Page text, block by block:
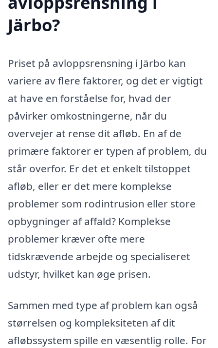
Järbo?
Priset på avloppsrensning i Järbo kan
variere av flere faktorer, og det er vigtigt
at have en forståelse for, hvad der
påvirker omkostningerne, når du
overvejer at rense dit afløb. En af de
primære faktorer er typen af problem, du
står overfor. Er det et enkelt tilstoppet
afløb, eller er det mere komplekse
problemer som rodintrusion eller store
opbygninger af affald? Komplekse
problemer kræver ofte mere
tidskrævende arbejde og specialiseret
udstyr, hvilket kan øge prisen.
Sammen med type af problem kan også
størrelsen og kompleksiteten af dit
afløbssystem spille en væsentlig rolle. For